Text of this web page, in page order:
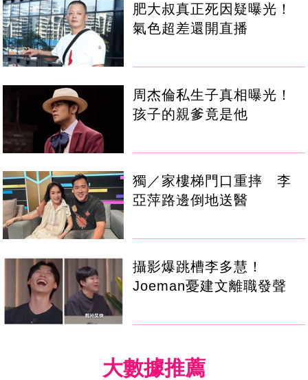
肥大叔真正死因疑曝光！
氣色超差還開直播
周杰倫私生子真相曝光！
孩子的親爹竟是他
獨／家樓梯門口重摔 李
亞萍路邊倒地送醫
攝影爆跳槽李多慧！
Joeman憂建文離職發聲
大數據推薦